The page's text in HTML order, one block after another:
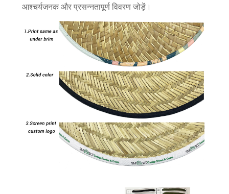
आश्चर्यजनक और प्रसन्नतापूर्ण विवरण जोड़ें।